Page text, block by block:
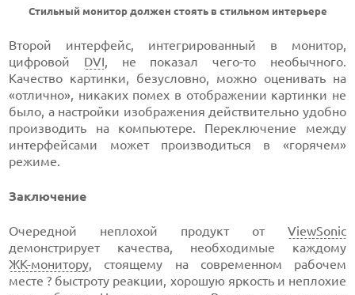
Стильный монитор должен стоять в стильном интерьере
Второй интерфейс, интегрированный в монитор,
цифровой DVI, не показалчего-то необычного.
Качество картинки, безусловно, можно оценивать на
«отлично», никаких помех в отображении картинки не
было, а настройки изображения действительно удобно
производить на компьютере. Переключение между
интерфейсами может производиться в «горячем»
режиме.
Заключение
Очередной неплохой продукт от ViewSonic
демонстрирует качества, необходимые каждому
ЖК-монитору, стоящему на современном рабочем
месте ? быстроту реакции, хорошую яркость и неплохие